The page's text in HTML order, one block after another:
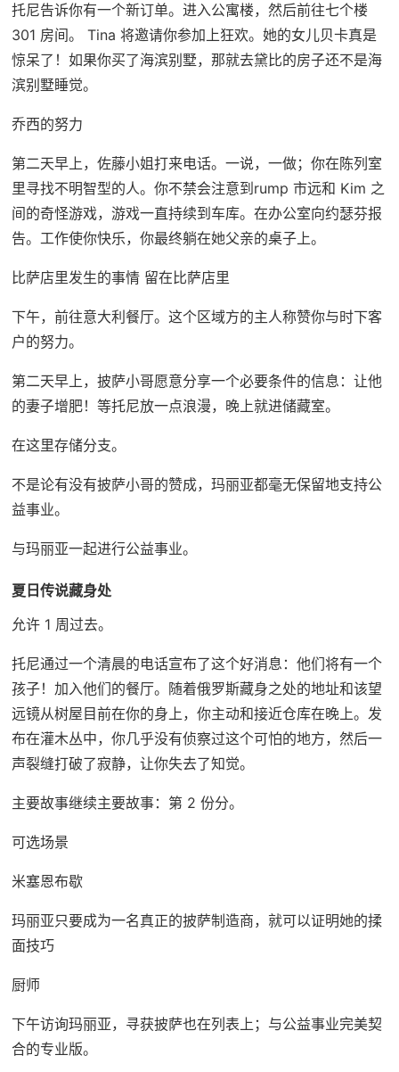
托尼告诉你有一个新订单。进入公寓楼，然后前往七个楼
301 房间。 Tina 将邀请你参加上狂欢。她的女儿贝卡真是
惊呆了！如果你买了海滨别墅，那就去黛比的房子还不是海
滨别墅睡觉。
乔西的努力
第二天早上，佐藤小姐打来电话。一说，一做；你在陈列室
里寻找不明智型的人。你不禁会注意到rump 市远和 Kim 之
间的奇怪游戏，游戏一直持续到车库。在办公室向约瑟芬报
告。工作使你快乐，你最终躺在她父亲的桌子上。
比萨店里发生的事情 留在比萨店里
下午，前往意大利餐厅。这个区域方的主人称赞你与时下客
户的努力。
第二天早上，披萨小哥愿意分享一个必要条件的信息：让他
的妻子增肥！等托尼放一点浪漫，晚上就进储藏室。
在这里存储分支。
不是论有没有披萨小哥的赞成，玛丽亚都毫无保留地支持公
益事业。
与玛丽亚一起进行公益事业。
夏日传说藏身处
允许 1 周过去。
托尼通过一个清晨的电话宣布了这个好消息：他们将有一个
孩子！加入他们的餐厅。随着俄罗斯藏身之处的地址和该望
远镜从树屋目前在你的身上，你主动和接近仓库在晚上。发
布在灌木丛中，你几乎没有侦察过这个可怕的地方，然后一
声裂缝打破了寂静，让你失去了知觉。
主要故事继续主要故事：第 2 份分。
可选场景
米塞恩布歇
玛丽亚只要成为一名真正的披萨制造商，就可以证明她的揉
面技巧
厨师
下午访询玛丽亚，寻获披萨也在列表上；与公益事业完美契
合的专业版。